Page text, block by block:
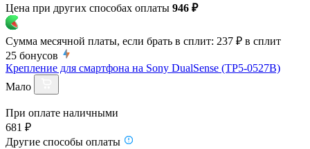
Цена при других способах оплаты 946 ₽
Сумма месячной платы, если брать в сплит: 237 ₽ в сплит
25 бонусов
Крепление для смартфона на Sony DualSense (TP5-0527B)
Мало
При оплате наличными
681 ₽
Другие способы оплаты